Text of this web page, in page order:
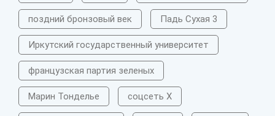
поздний бронзовый век Падь Сухая 3
Иркутский государственный университет
французская партия зеленых
Марин Тонделье соцсеть X